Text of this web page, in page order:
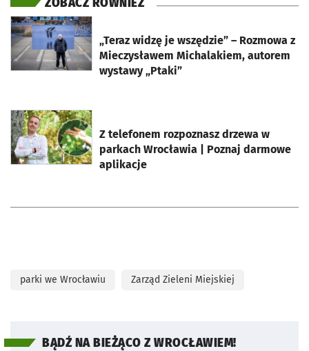
ZOBACZ RÓWNIEŻ
„Teraz widzę je wszędzie” – Rozmowa z
Mieczysławem Michalakiem, autorem
wystawy „Ptaki”
otworzy się w nowej karcie
Z telefonem rozpoznasz drzewa w
parkach Wrocławia | Poznaj darmowe
aplikacje
otworzy się w nowej karcie
parki we Wrocławiu Zarząd Zieleni Miejskiej
BĄDŹ NA BIEŻĄCO Z WROCŁAWIEM!